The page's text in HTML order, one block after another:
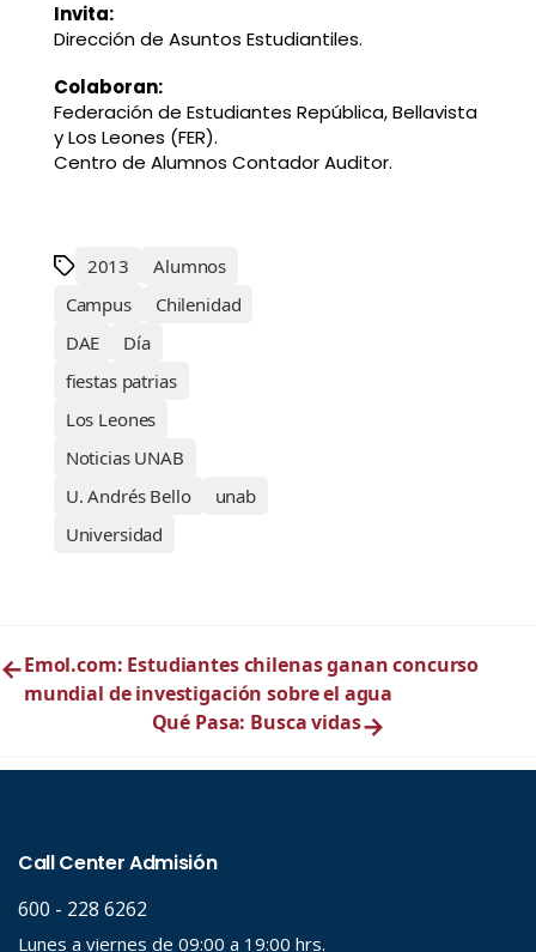
Invita:
Dirección de Asuntos Estudiantiles.
Colaboran:
Federación de Estudiantes República, Bellavista
y Los Leones (FER).
Centro de Alumnos Contador Auditor.
2013
Alumnos
Campus
Chilenidad
DAE
Día
fiestas patrias
Los Leones
Noticias UNAB
U. Andrés Bello
unab
Universidad
←Emol.com: Estudiantes chilenas ganan concurso
mundial de investigación sobre el agua
Qué Pasa: Busca vidas→